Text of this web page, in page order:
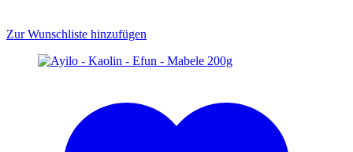
Zur Wunschliste hinzufügen